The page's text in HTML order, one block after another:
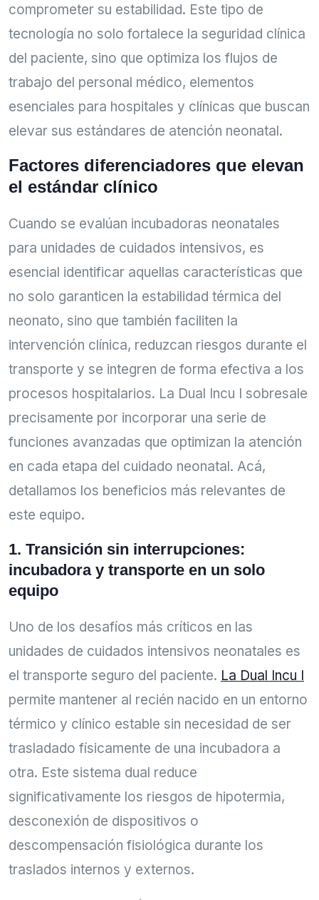
comprometer su estabilidad. Este tipo de
tecnología no solo fortalece la seguridad clínica
del paciente, sino que optimiza los flujos de
trabajo del personal médico, elementos
esenciales para hospitales y clínicas que buscan
elevar sus estándares de atención neonatal.
Factores diferenciadores que elevan
el estándar clínico
Cuando se evalúan incubadoras neonatales
para unidades de cuidados intensivos, es
esencial identificar aquellas características que
no solo garanticen la estabilidad térmica del
neonato, sino que también faciliten la
intervención clínica, reduzcan riesgos durante el
transporte y se integren de forma efectiva a los
procesos hospitalarios. La Dual Incu I sobresale
precisamente por incorporar una serie de
funciones avanzadas que optimizan la atención
en cada etapa del cuidado neonatal. Acá,
detallamos los beneficios más relevantes de
este equipo.
1. Transición sin interrupciones:
incubadora y transporte en un solo
equipo
Uno de los desafíos más críticos en las
unidades de cuidados intensivos neonatales es
el transporte seguro del paciente. La Dual Incu I
permite mantener al recién nacido en un entorno
térmico y clínico estable sin necesidad de ser
trasladado físicamente de una incubadora a
otra. Este sistema dual reduce
significativamente los riesgos de hipotermia,
desconexión de dispositivos o
descompensación fisiológica durante los
traslados internos y externos.